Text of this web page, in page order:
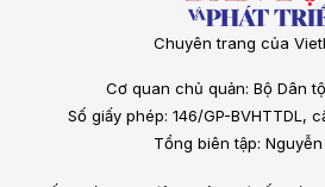
Chuyên trang của
Cơ quan chủ quản: Bộ Dân
Số giấy phép: 146/GP-BVHTTDL,
Tổng biên tập: Nguyễn